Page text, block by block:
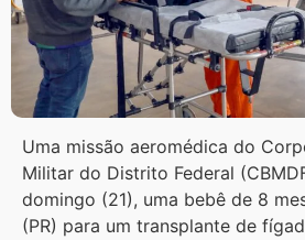
Uma missão aeromédica do
Militar do Distrito Federal
domingo (21), uma bebê de 8
(PR) para um transplante de